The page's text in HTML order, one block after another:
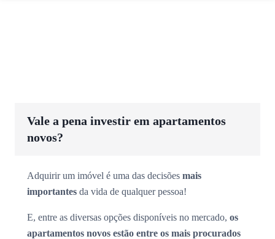
Vale a pena investir em apartamentos
novos?
Adquirir um imóvel é uma das decisões mais
importantes da vida de qualquer pessoa!
E, entre as diversas opções disponíveis no mercado, os
apartamentos novos estão entre os mais procurados